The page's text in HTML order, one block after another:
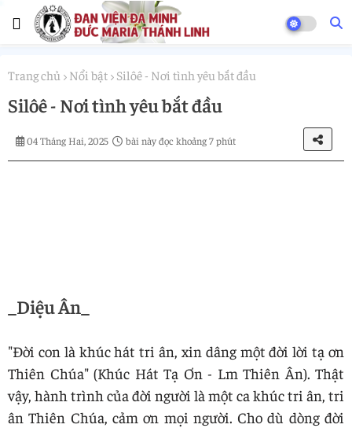
Trang chủ Nổi bật Silôê - Nơi tình yêu bắt đầu
Silôê - Nơi tình yêu bắt đầu
04 Tháng Hai, 2025 bài này đọc khoảng 7 phút
_Diệu Ân_
"Đời con là khúc hát tri ân, xin dâng một đời lời tạ ơn
Thiên Chúa" (Khúc Hát Tạ Ơn - Lm Thiên Ân). Thật
vậy, hành trình của đời người là một ca khúc tri ân, tri
ân Thiên Chúa, cảm ơn mọi người. Cho dù dòng đời